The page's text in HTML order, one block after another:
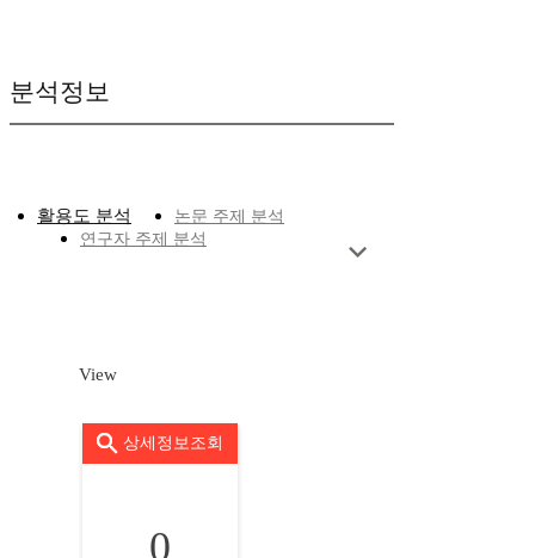
분석정보
활용도 분석
논문 주제 분석
연구자 주제 분석
View
상세정보조회
0